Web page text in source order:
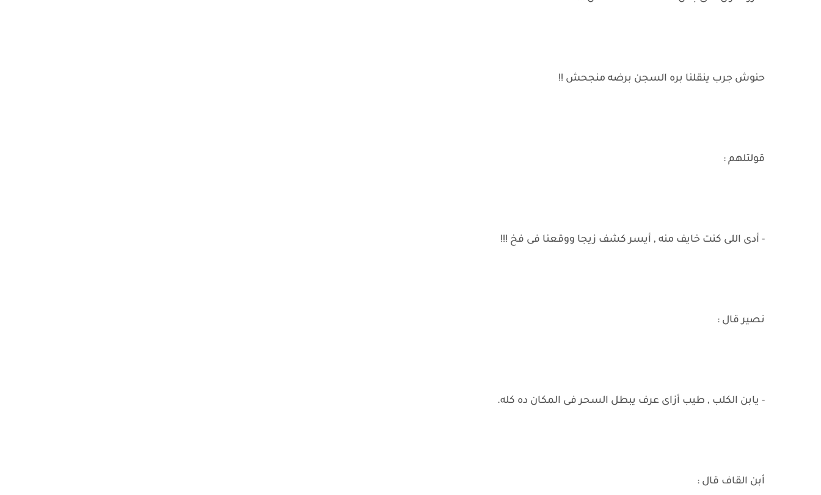
حنوش جرب ينقلنا بره السجن برضه منجحش !!
قولتلهم :
- أدى اللى كنت خايف منه , أيسر كشف زيجا ووقعنا فى فخ !!!
نصير قال :
- يابن الكلب , طيب أزاى عرف يبطل السحر فى المكان ده كله.
أبن القاف قال :